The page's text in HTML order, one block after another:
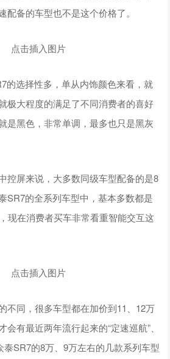
配备的车型也不是这个价格了。
的选择性多，单从内饰颜色来看，就
极大程度的满足了不同消费者的喜好
是黑色，非常单调，最多也只是黑灰
控屏来说，大多数同级车型配备的是8
SR7的全系列车型中，基本多数都是
现在消费者买车非常看重智能交互这
不同，很多车型都在加价到11、12万
有最近两年流行起来的“定速巡航”、
泰SR7的8万、9万左右的几款系列车型